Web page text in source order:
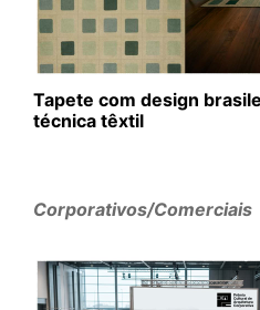
Tapete com design
técnica têxtil
Corporativos/Comerciais